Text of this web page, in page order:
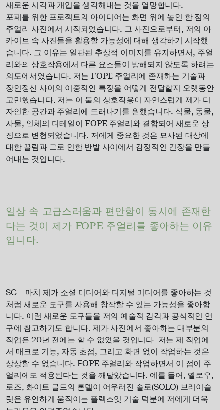
새로운 시각과 개입을 생각해내는 것을 열망합니다.
포페를 위한 프로젝트의 아이디어는 화면 위에 놓인 한 점의
주얼리 사진에서 시작되었습니다. 그 사진으로부터, 저의 아
카이브 속 사진들을 활용할 가능성에 대해 생각하기 시작했
습니다. 그 이유는 일관된 추상적 이미지를 유지하면서, 주얼
리와의 상호작용에서 다른 요소들이 방해되지 않도록 하려는
의도에서였습니다. 저는 FOPE 주얼리에 존재하는 기술과
장인정신 사이의 이중적인 특징을 어떻게 전달할지 오랫동안
고민했습니다. 저는 이 둘의 상호작용이 자연스럽게 제가 디
자인한 공간과 주얼리에 드러나기를 원했습니다. 식물, 동물,
사물, 인체의 디테일이 FOPE 주얼리와 결합되어 새로운 상
징으로 변형되었습니다. 저에게 중요한 것은 묘사된 대상에
대한 끌림과 그로 인한 반발 사이에서 감정적인 긴장을 만들
어내는 것입니다.
일상 속 고급스러움과 편안함이 동시에 존재한
다는 것이 제가 FOPE 주얼리를 좋아하는 이유
입니다.
SC — 마치 제가 소셜 미디어와 디지털 미디어를 좋아하는 것
처럼 새로운 도구를 사용해 창작할 수 있는 가능성을 좋아합
니다. 이런 새로운 도구들을 저의 예술적 감각과 공식적인 연
구에 참고하기도 합니다. 제가 사진에서 좋아하는 대부분의
작업은 20년 전에는 할 수 없었을 것입니다. 저는 제 작업에
서 매크로 기능, 자동 초점, 그리고 화면 없이 작업하는 것은
상상할 수 없습니다. FOPE 주얼리와 작업하면서 이 점이 주
얼리에도 적용된다는 것을 깨달았습니다. 예를 들어, 옐로우,
로즈, 화이트 골드의 론델이 어우러진 솔로(SOLO) 브레이슬
릿은 유연하게 움직이는 플렉스잇 기술 덕분에 저에게 더욱